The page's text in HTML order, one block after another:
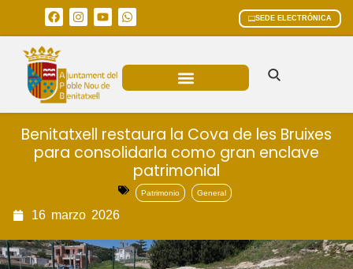
SEDE ELECTRÓNICA
Benitatxell restaura la Cova de les Bruixes
para consolidarla como gran enclave
patrimonial
Patrimonio General
16 marzo 2026